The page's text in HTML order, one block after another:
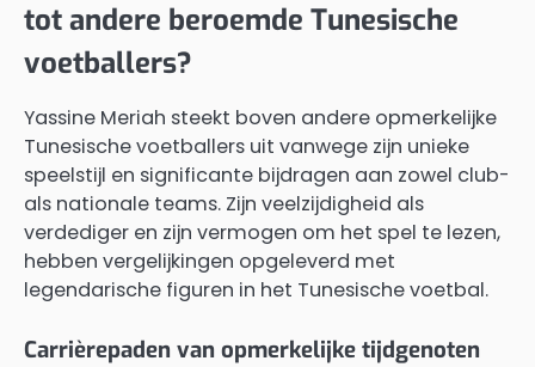
tot andere beroemde Tunesische
voetballers?
Yassine Meriah steekt boven andere opmerkelijke
Tunesische voetballers uit vanwege zijn unieke
speelstijl en significante bijdragen aan zowel club-
als nationale teams. Zijn veelzijdigheid als
verdediger en zijn vermogen om het spel te lezen,
hebben vergelijkingen opgeleverd met
legendarische figuren in het Tunesische voetbal.
Carrièrepaden van opmerkelijke tijdgenoten